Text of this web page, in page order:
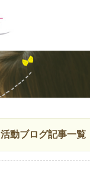
活動ブログ記事一覧